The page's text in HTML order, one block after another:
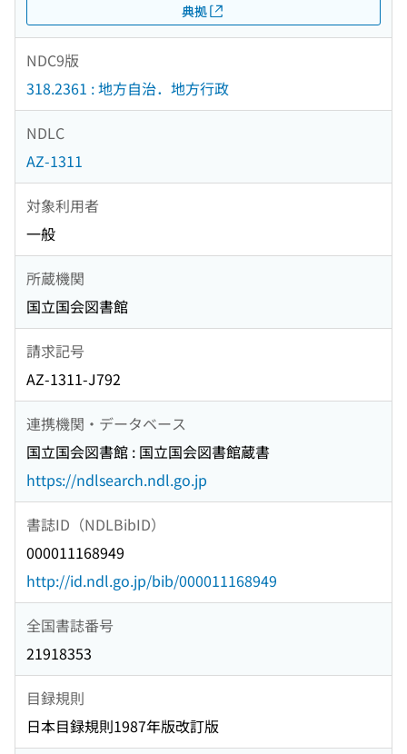
典拠
NDC9版
318.2361 : 地方自治．地方行政
NDLC
AZ-1311
対象利用者
一般
所蔵機関
国立国会図書館
請求記号
AZ-1311-J792
連携機関・データベース
国立国会図書館 : 国立国会図書館蔵書
https://ndlsearch.ndl.go.jp
書誌ID（NDLBibID）
000011168949
http://id.ndl.go.jp/bib/000011168949
全国書誌番号
21918353
目録規則
日本目録規則1987年版改訂版